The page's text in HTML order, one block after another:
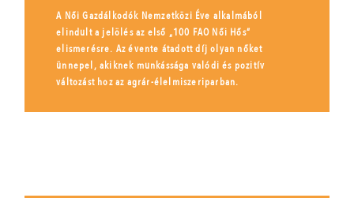
A Női Gazdálkodók Nemzetközi Éve alkalmából
elindult a jelölés az első „100 FAO Női Hős”
elismerésre. Az évente átadott díj olyan nőket
ünnepel, akiknek munkássága valódi és pozitív
változást hoz az agrár-élelmiszeriparban.